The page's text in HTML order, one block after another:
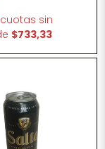
cuotas sin
$733,33